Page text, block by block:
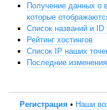
Получение данных о
которые
Список названий и ID
Рейтинг хостингов
Список IP наших
Последние
Регистрация • Наши